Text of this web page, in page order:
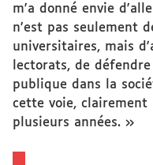
m'a donné envie
n'est pas seulement
universitaires, mais
lectorats, de
publique dans la
cette voie, clairement
plusieurs années. »